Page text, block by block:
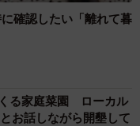
確認したい「離れて暮
る家庭菜園 ローカル
お話しながら開墾して